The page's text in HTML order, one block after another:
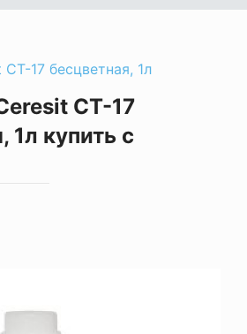
17 бесцветная, 1л
CT-17
1л купить с